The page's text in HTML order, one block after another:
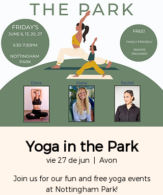
Yoga in the Park
vie 27 de jun Avon
Join us for our fun and free yoga events
at Nottingham Park!